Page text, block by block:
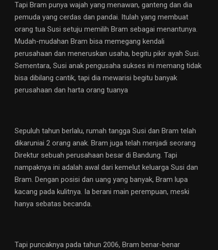
Tapi Bram punya wajah yang menawan, ganteng dan dia
pemuda yang cerdas dan pandai. Itulah yang membuat
orang tua Susi setuju memilih Bram sebagai menantunya.
Mudah-mudahan Bram bisa memegang kendali
perusahaan dan meneruskan usaha, begitu pikir ayah Susi.
Sementara, Susi anak pengusaha sukses ini memang tidak
bisa dibilang cantik, tapi dia mewarisi begitu banyak
perusahaan dan harta orang tuanya
Sepuluh tahun berlalu, rumah tangga Susi dan Bram telah
dikaruniai 2 orang anak. Bram juga telah menjadi seorang
Direktur sebuah perusahaan besar di Bandung. Tapi
nampaknya ini adalah awal dari kemelut keluarga Susi dan
Bram. Dengan posisi dan uang yang banyak, Bram lupa
kacang pada kulitnya. Ia berani main perempuan, meski
hanya sebatas becanda.
Tapi puncaknya pada tahun 2006, Bram benar-benar